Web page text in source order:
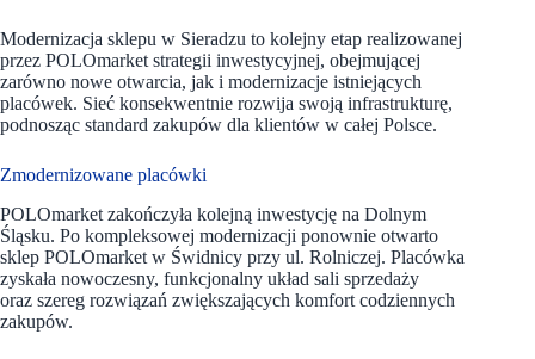
Modernizacja sklepu w Sieradzu to kolejny etap realizowanej
przez POLOmarket strategii inwestycyjnej, obejmującej
zarówno nowe otwarcia, jak i modernizacje istniejących
placówek. Sieć konsekwentnie rozwija swoją infrastrukturę,
podnosząc standard zakupów dla klientów w całej Polsce.
Zmodernizowane placówki
POLOmarket zakończyła kolejną inwestycję na Dolnym
Śląsku. Po kompleksowej modernizacji ponownie otwarto
sklep POLOmarket w Świdnicy przy ul. Rolniczej. Placówka
zyskała nowoczesny, funkcjonalny układ sali sprzedaży
oraz szereg rozwiązań zwiększających komfort codziennych
zakupów.